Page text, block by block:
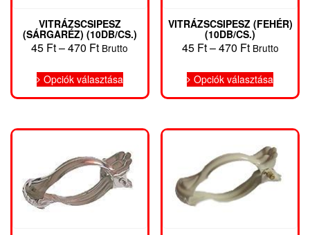
VITRÁZSCSIPESZ
(SÁRGARÉZ) (10DB/CS.)
45 Ft–470 FtÁrtartomány:
-
Brutto
Opciók választásaa
terméknek
A
változatok
a
termékoldalon
VITRÁZSCSIPESZ (FEHÉR)
(10DB/CS.)
45 Ft–470 Ft
-
Brutto
Opciók választásaa
A
a